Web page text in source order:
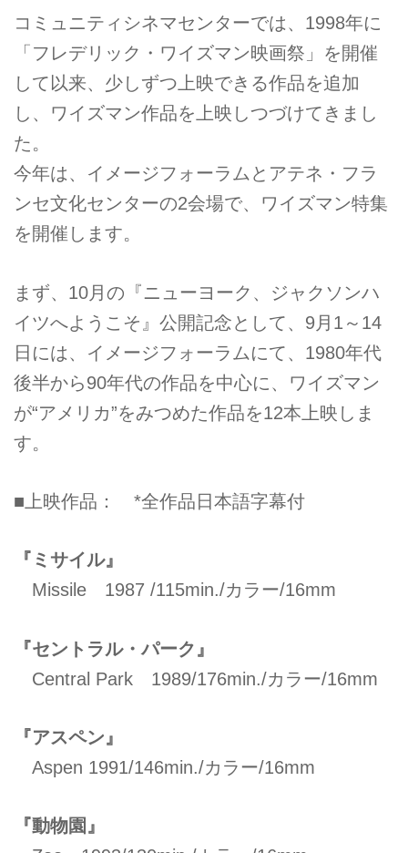
コミュニティシネマセンターでは、1998年に
「フレデリック・ワイズマン映画祭」を開催
して以来、少しずつ上映できる作品を追加
し、ワイズマン作品を上映しつづけてきまし
た。
今年は、イメージフォーラムとアテネ・フラ
ンセ文化センターの2会場で、ワイズマン特集
を開催します。
まず、10月の『ニューヨーク、ジャクソンハ
イツへようこそ』公開記念として、9月1～14
日には、イメージフォーラムにて、1980年代
後半から90年代の作品を中心に、ワイズマン
が“アメリカ”をみつめた作品を12本上映しま
す。
■上映作品： *全作品日本語字幕付
『ミサイル』
Missile 1987 /115min./カラー/16mm
『セントラル・パーク』
Central Park 1989/176min./カラー/16mm
『アスペン』
Aspen 1991/146min./カラー/16mm
『動物園』